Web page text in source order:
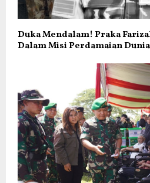
Duka Mendalam! Praka
Dalam Misi Perdamaian